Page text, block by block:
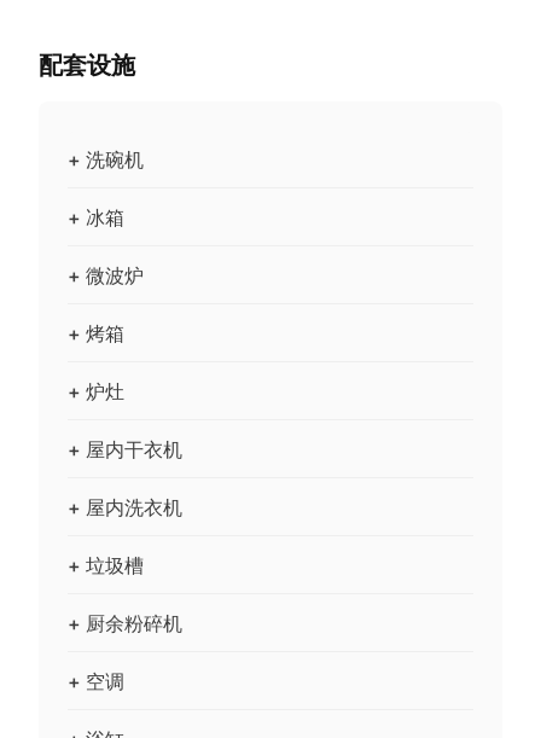
配套设施
+ 洗碗机
+ 冰箱
+ 微波炉
+ 烤箱
+ 炉灶
+ 屋内干衣机
+ 屋内洗衣机
+ 垃圾槽
+ 厨余粉碎机
+ 空调